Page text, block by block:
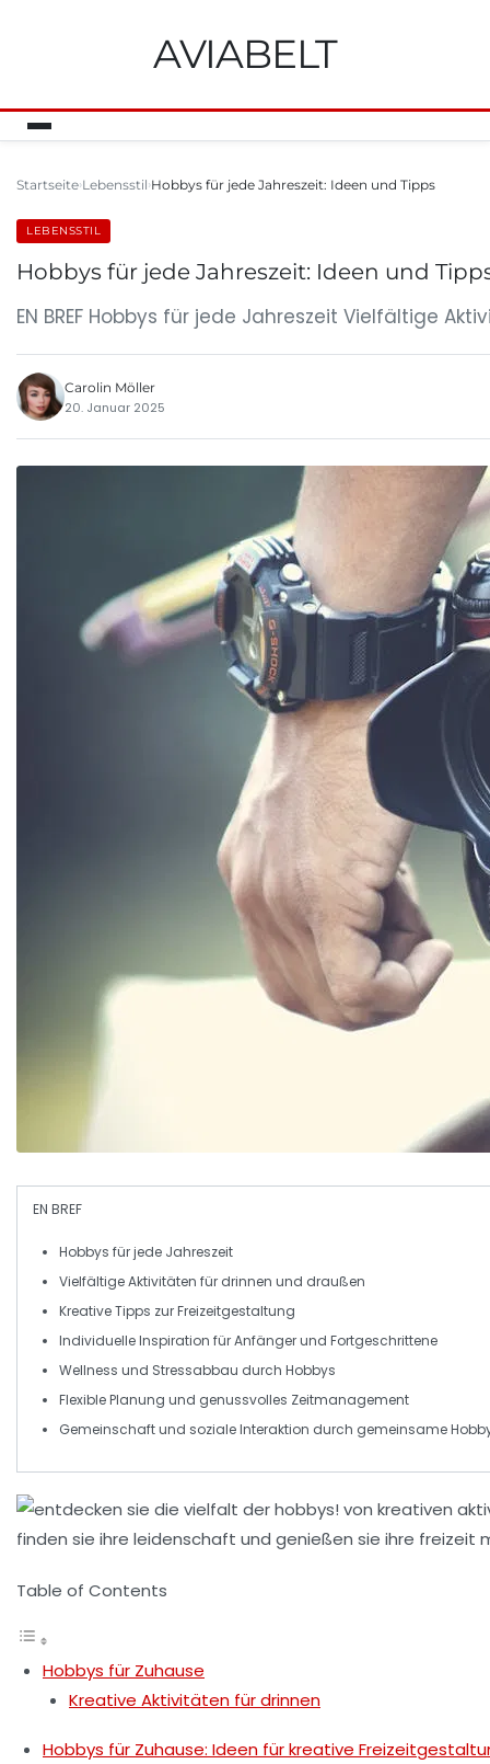
AVIABELT
Startseite Lebensstil Hobbys für jede Jahreszeit: Ideen und Tipps
LEBENSSTIL
Hobbys für jede Jahreszeit: Ideen und
EN BREF Hobbys für jede Jahreszeit Vielfältige
Carolin Möller
20. Januar 2025
EN BREF
Hobbys für jede Jahreszeit
VielfältigeAktivitäten für drinnen und draußen
KreativeTipps zur Freizeitgestaltung
IndividuelleInspiration für Anfänger und Fortgeschrittene
Wellness und Stressabbau durch Hobbys
Flexible Planung und genussvolles Zeitmanagement
Gemeinschaft und soziale Interaktion durch gemeinsame
Table of Contents
Hobbys für Zuhause
Kreative Aktivitäten für drinnen
Hobbys für Zuhause: Ideen für kreative